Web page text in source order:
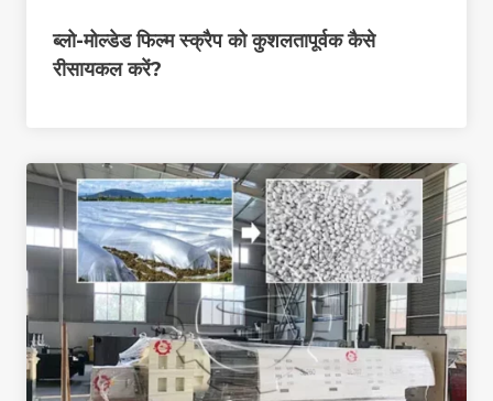
ब्लो-मोल्डेड फिल्म स्क्रैप को कुशलतापूर्वक कैसे
रीसायकल करें?